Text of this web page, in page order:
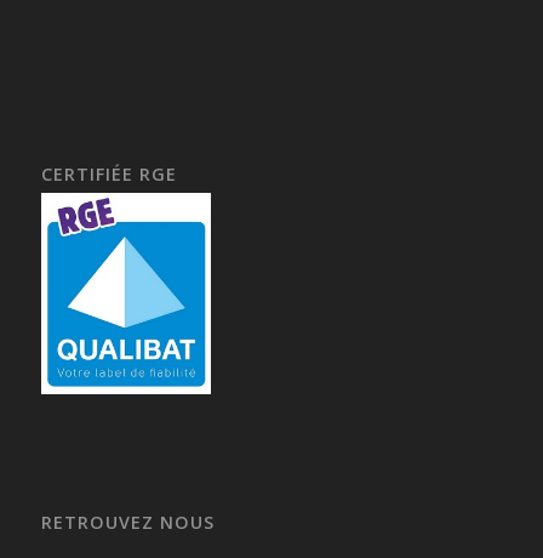
CERTIFIÉE RGE
RETROUVEZ NOUS